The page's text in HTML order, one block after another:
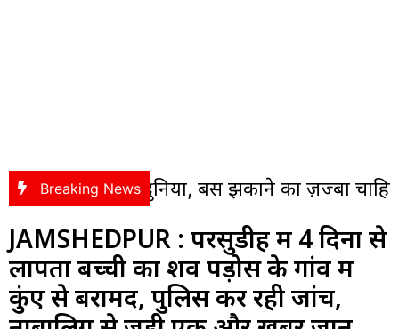
Breaking News
है दुनिया, बस झुकाने का ज़ज्बा चाहिए
JAMSHEDPUR : परसुडीह में 4 दिनों से
लापता बच्ची का शव पड़ोस के गांव में
कुंए से बरामद, पुलिस कर रही जांच,